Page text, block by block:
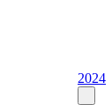
2024